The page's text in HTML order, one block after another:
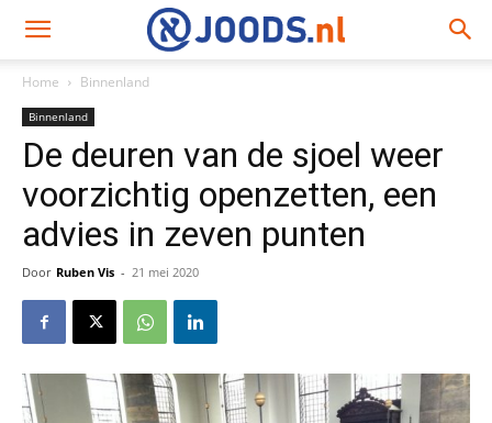
Home Binnenland
Binnenland
De deuren van de sjoel weer
voorzichtig openzetten, een
advies in zeven punten
Door Ruben Vis - 21 mei 2020